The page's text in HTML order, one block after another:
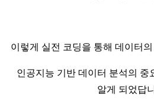
이렇게 실전 코딩을 통해 데이터
인공지능 기반 데이터 분석의 중
알게 되었답